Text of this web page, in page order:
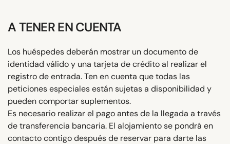
A TENER EN CUENTA
Los huéspedes deberán mostrar un documento de
identidad válido y una tarjeta de crédito al realizar el
registro de entrada. Ten en cuenta que todas las
peticiones especiales están sujetas a disponibilidad y
pueden comportar suplementos.
Es necesario realizar el pago antes de la llegada a través
de transferencia bancaria. El alojamiento se pondrá en
contacto contigo después de reservar para darte las